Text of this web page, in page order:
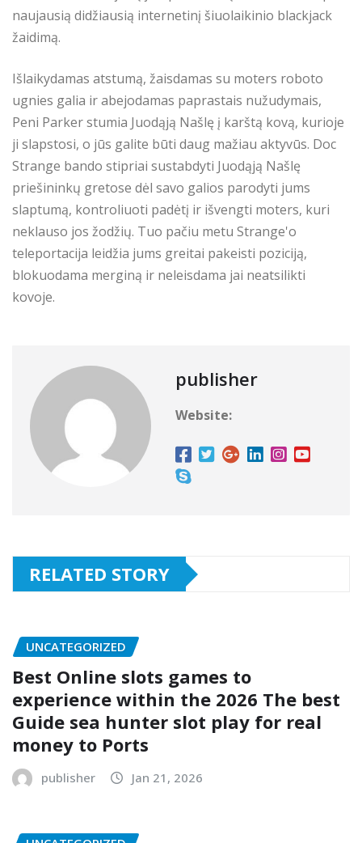
naujausią didžiausią internetinį šiuolaikinio blackjack
žaidimą.
Išlaikydamas atstumą, žaisdamas su moters roboto
ugnies galia ir abejodamas paprastais nužudymais,
Peni Parker stumia Juodąją Našlę į karštą kovą, kurioje
ji slapstosi, o jūs galite būti daug mažiau aktyvūs. Doc
Strange bando stipriai sustabdyti Juodąją Našlę
priešininkų gretose dėl savo galios parodyti jums
slaptumą, kontroliuoti padėtį ir išvengti moters, kuri
neklauso jos žodžių. Tuo pačiu metu Strange'o
teleportacija leidžia jums greitai pakeisti poziciją,
blokuodama merginą ir neleisdama jai neatsilikti
kovoje.
publisher
Website:
RELATED STORY
UNCATEGORIZED
Best Online slots games to
experience within the 2026 The best
Guide sea hunter slot play for real
money to Ports
publisher Jan 21, 2026